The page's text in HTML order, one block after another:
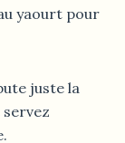
yaourt pour
juste la